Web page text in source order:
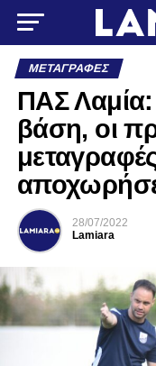
ΜΕΤΑΓΡΑΦΈΣ
ΠΑΣ
βάση, οι
28/07/2022
Lamiara